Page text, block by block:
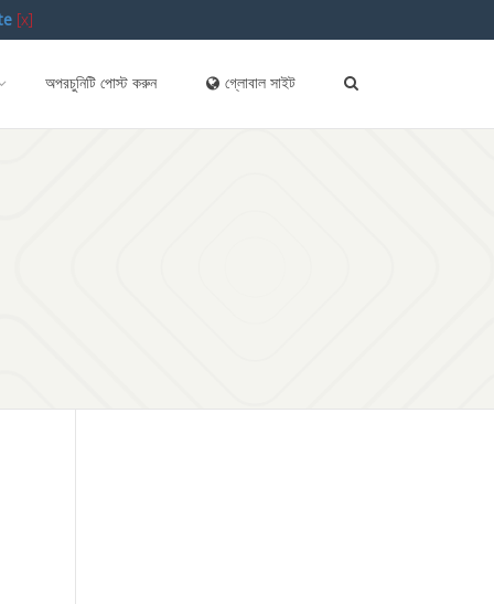
অপরচুনিটি পোস্ট করুন গ্লোবাল সাইট
[x]